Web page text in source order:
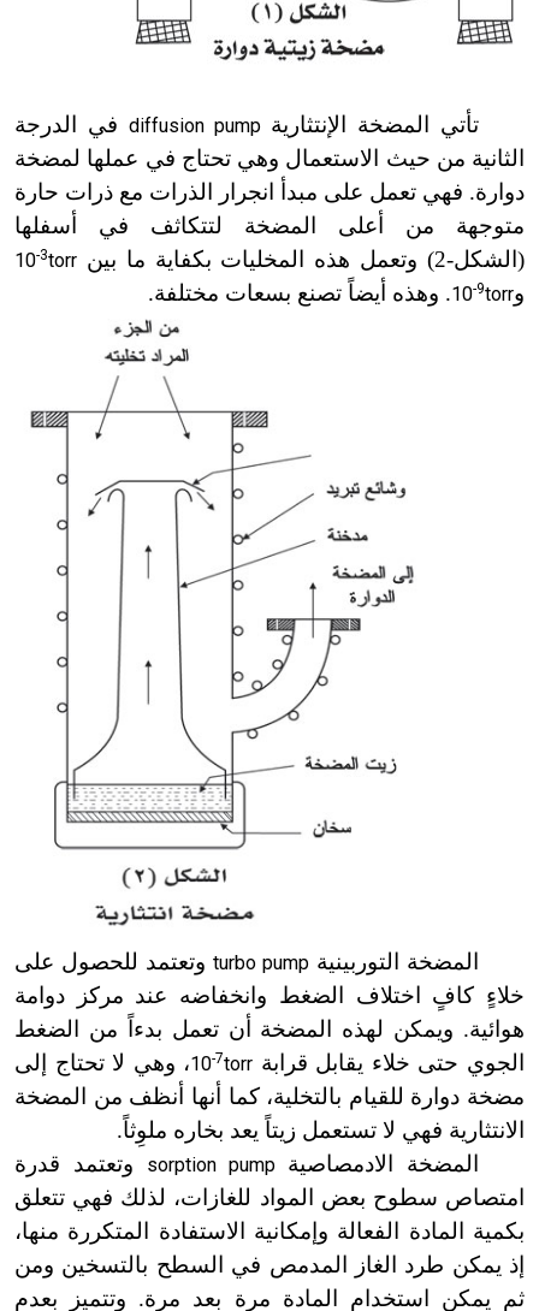
تأتي المضخة الإنتثاريةdiffusion pump في الدرجة
الثانية من حيث الاستعمال وهي تحتاج في عملها لمضخة
دوارة. فهي تعمل على مبدأ انجرار الذرات مع ذرات حارة
متوجهة من أعلى المضخة لتتكاثف في أسفلها
(الشكل-2) وتعمل هذه المخليات بكفاية ما بين 10-3torr
و 10-9torr . وهذه أيضاً تصنع بسعات مختلفة.
المضخة التوربينية turbo pumpوتعتمد للحصول على
خلاءٍ كافٍ اختلاف الضغط وانخفاضه عند مركز دوامة
هوائية. ويمكن لهذه المضخة أن تعمل بدءاً من الضغط
الجوي حتى خلاء يقابل قرابة
10-7torr
، وهي لا تحتاج إلى
مضخة دوارة للقيام بالتخلية، كما أنها أنظف من المضخة
الانتثارية فهي لا تستعمل زيتاً يعد بخاره ملوِثاً.
المضخة الادمصاصيةsorption pump
وتعتمد قدرة
امتصاص سطوح بعض المواد للغازات، لذلك فهي تتعلق
بكمية المادة الفعالة وإمكانية الاستفادة المتكررة منها،
إذ يمكن طرد الغاز المدمص في السطح بالتسخين ومن
ثم يمكن استخدام المادة مرة بعد مرة. وتتميز بعدم